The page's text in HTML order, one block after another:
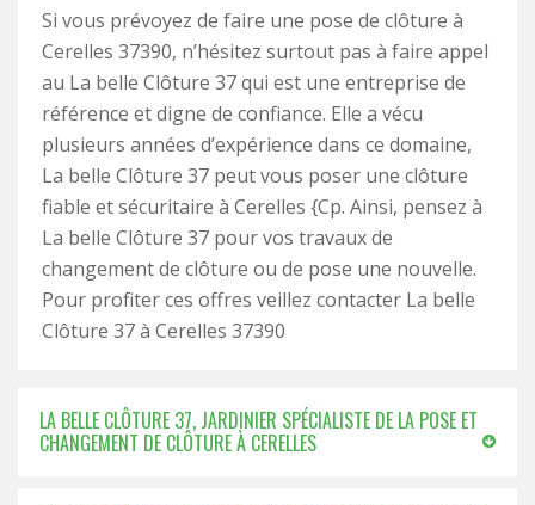
Si vous prévoyez de faire une pose de clôture à
Cerelles 37390, n’hésitez surtout pas à faire appel
au La belle Clôture 37 qui est une entreprise de
référence et digne de confiance. Elle a vécu
plusieurs années d’expérience dans ce domaine,
La belle Clôture 37 peut vous poser une clôture
fiable et sécuritaire à Cerelles {Cp. Ainsi, pensez à
La belle Clôture 37 pour vos travaux de
changement de clôture ou de pose une nouvelle.
Pour profiter ces offres veillez contacter La belle
Clôture 37 à Cerelles 37390
LA BELLE CLÔTURE 37, JARDINIER SPÉCIALISTE DE LA POSE ET
CHANGEMENT DE CLÔTURE À CERELLES